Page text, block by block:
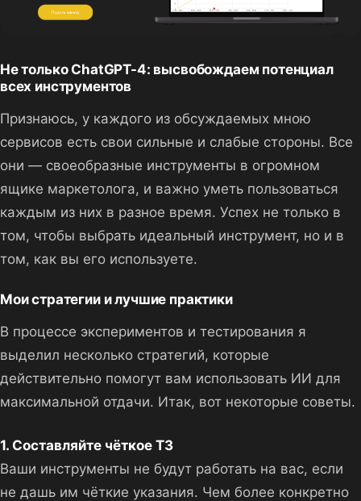
Не только ChatGPT-4: высвобождаем потенциал
всех инструментов
Признаюсь, у каждого из обсуждаемых мною
сервисов есть свои сильные и слабые стороны. Все
они — своеобразные инструменты в огромном
ящике маркетолога, и важно уметь пользоваться
каждым из них в разное время. Успех не только в
том, чтобы выбрать идеальный инструмент, но и в
том, как вы его используете.
Мои стратегии и лучшие практики
В процессе экспериментов и тестирования я
выделил несколько стратегий, которые
действительно помогут вам использовать ИИ для
максимальной отдачи. Итак, вот некоторые советы.
1. Составляйте чёткое ТЗ
Ваши инструменты не будут работать на вас, если
не дашь им чёткие указания. Чем более конкретно